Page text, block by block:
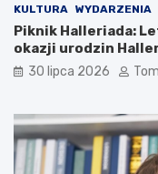
KULTURA WYDARZENIA
Piknik Halleriada:
okazji urodzin
30 lipca 2026